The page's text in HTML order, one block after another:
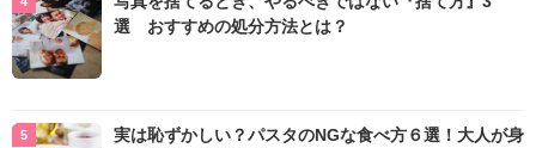
選 おすすめの処分方法とは？
実は恥ずかしい？パスタのNGな食べ方６選！大人が身